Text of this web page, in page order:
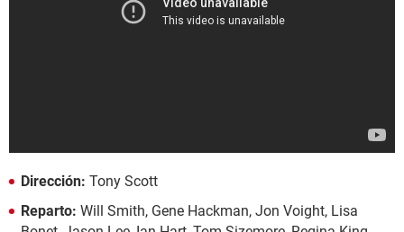
Dirección: Tony Scott
Reparto: Will Smith, Gene Hackman, Jon Voight, Lisa